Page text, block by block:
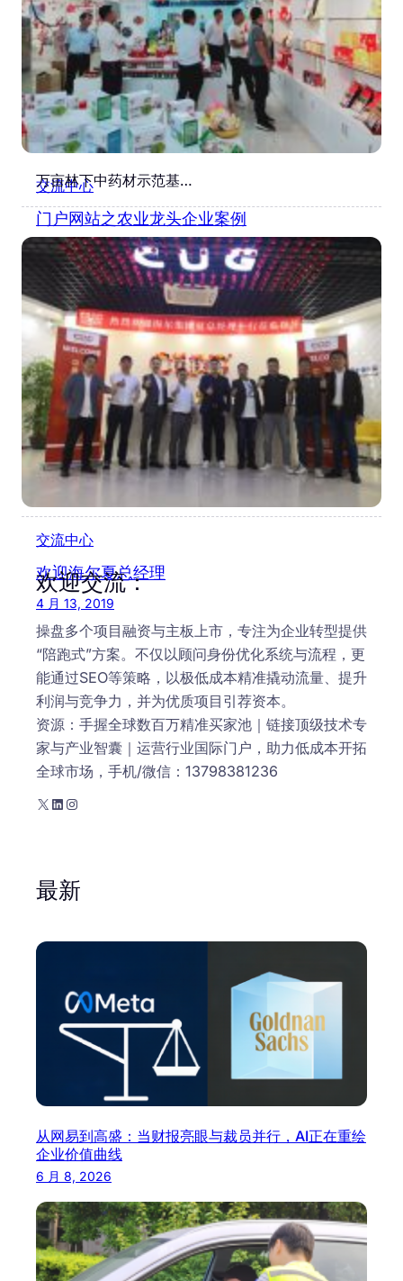
交流中心
门户网站之农业龙头企业案例
6 月 25, 2019
万亩林下中药材示范基…
交流中心
欢迎海尔夏总经理
4 月 13, 2019
欢迎交流：
操盘多个项目融资与主板上市，专注为企业转型提供
“陪跑式”方案。不仅以顾问身份优化系统与流程，更
能通过SEO等策略，以极低成本精准撬动流量、提升
利润与竞争力，并为优质项目引荐资本。
资源：手握全球数百万精准买家池｜链接顶级技术专
家与产业智囊｜运营行业国际门户，助力低成本开拓
全球市场，手机/微信：13798381236
X LinkedIn Instagram
最新
从网易到高盛：当财报亮眼与裁员并行，AI正在重绘
企业价值曲线
6 月 8, 2026